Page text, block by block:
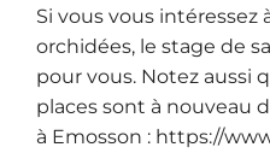
Si vous vous intéressez
orchidées, le stage de
pour vous. Notez aussi
places sont à nouveau
à Emosson : https://